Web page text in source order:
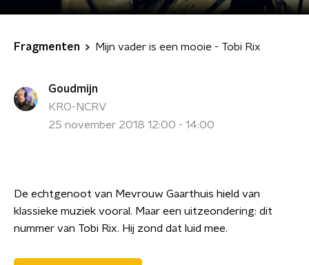
Fragmenten Mijn vader is een mooie - Tobi Rix
Goudmijn
KRO-NCRV
25 november 2018 12:00 - 14:00
De echtgenoot van Mevrouw Gaarthuis hield van
klassieke muziek vooral. Maar een uitzeondering: dit
nummer van Tobi Rix. Hij zond dat luid mee.